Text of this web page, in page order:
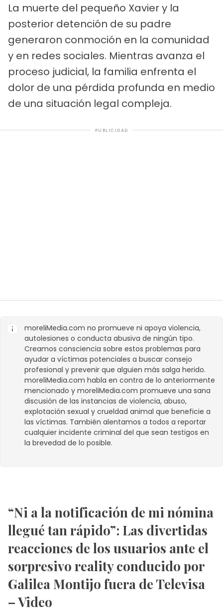
La muerte del pequeño Xavier y la
posterior detención de su padre
generaron conmoción en la comunidad
y en redes sociales. Mientras avanza el
proceso judicial, la familia enfrenta el
dolor de una pérdida profunda en medio
de una situación legal compleja.
PUBLICIDAD
moreliMedia.com no promueve ni apoya violencia,
autolesiones o conducta abusiva de ningún tipo.
Creamos consciencia sobre estos problemas para
ayudar a víctimas potenciales a buscar consejo
profesional y prevenir que alguien más salga herido.
moreliMedia.com habla en contra de lo anteriormente
mencionado y moreliMedia.com promueve una sana
discusión de las instancias de violencia, abuso,
explotación sexual y crueldad animal que beneficie a
las víctimas. También alentamos a todos a reportar
cualquier incidente criminal del que sean testigos en
la brevedad de lo posible.
“Ni a la notificación de mi nómina
llegué tan rápido”: Las divertidas
reacciones de los usuarios ante el
sorpresivo reality conducido por
Galilea Montijo fuera de Televisa
– Video